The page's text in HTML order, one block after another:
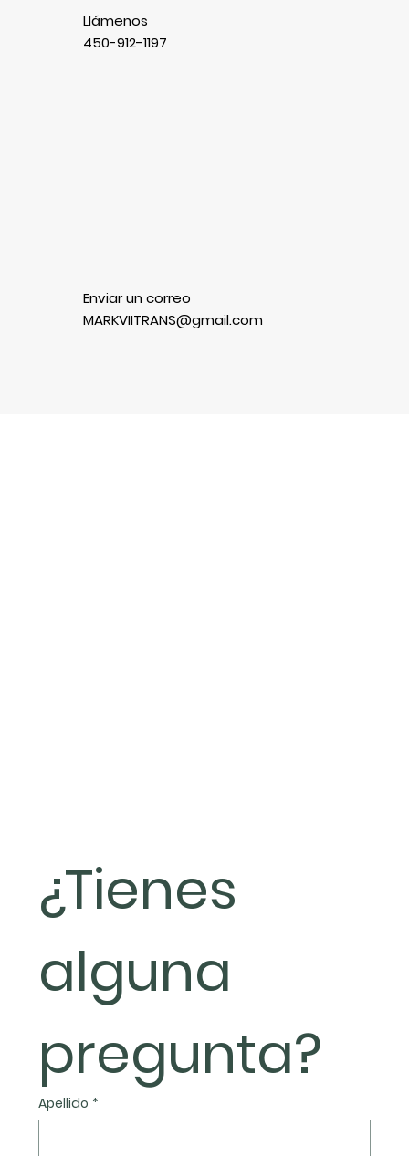
Llámenos
450-912-1197
Enviar un correo
MARKVIITRANS@gmail.com
¿Tienes
alguna
pregunta?
Apellido *